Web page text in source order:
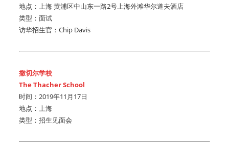
地点：上海 黄浦区中山东一路2号上海外滩华尔道夫酒店
类型：面试
访华招生官：Chip Davis
撒切尔学校
The Thacher School
时间：2019年11月17日
地点：上海
类型：招生见面会